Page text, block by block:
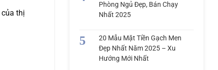
thị
Phòng Ngủ Đẹp, Bán Chạy
Nhất 2025
20 Mẫu Mặt Tiền Gạch Men
Đẹp Nhất Năm 2025 – Xu
Hướng Mới Nhất